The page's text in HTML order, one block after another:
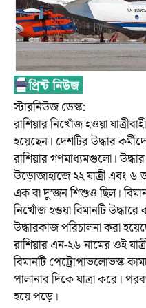
স্টারনিউজ ডেস্ক:
রাশিয়ার নিখোঁজ হওয়া
হয়েছেন। দেশটির উদ্ধার
রাশিয়ার গণমাধ্যমগুলো। উদ্ধার
উড়োজাহাজে ২২ যাত্রী এবং
এক বা দু’জন শিশুও ছিল।
নিখোঁজ হওয়া বিমানটি উদ্ধারে
উদ্ধারকাজ পরিচালনা করা
রাশিয়ার এন-২৬ নামের ওই
বিমানটি পেট্রোপাভলোভস্ক-
পালানার দিকে যাত্রা করে।
হয়ে পড়ে।